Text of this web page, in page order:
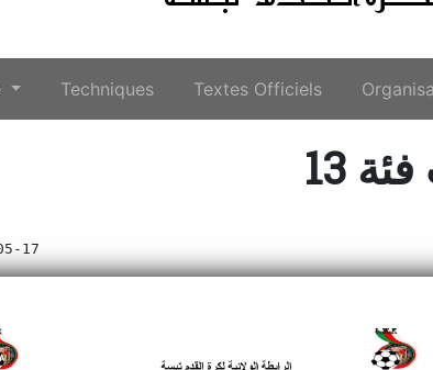
Techniques Textes Officiels
13
17